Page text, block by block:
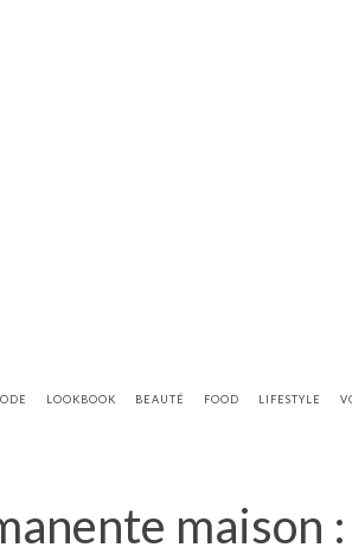
LOOKBOOK BEAUTÉ FOOD LIFESTYLE
maison